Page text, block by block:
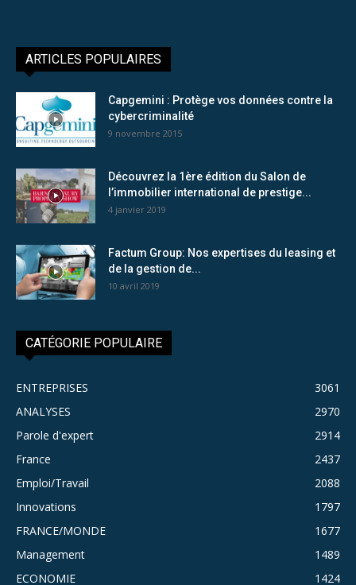
ARTICLES POPULAIRES
Capgemini : Protège vos données contre la
cybercriminalité
9 novembre 2015
Découvrez la 1ère édition du Salon de
l’immobilier international de prestige...
4 janvier 2019
Factum Group: Nos expertises du leasing et
de la gestion de...
10 avril 2019
CATÉGORIE POPULAIRE
ENTREPRISES
3061
ANALYSES
2970
Parole d'expert
2914
France
2437
Emploi/Travail
2088
Innovations
1797
FRANCE/MONDE
1677
Management
1489
ECONOMIE
1424